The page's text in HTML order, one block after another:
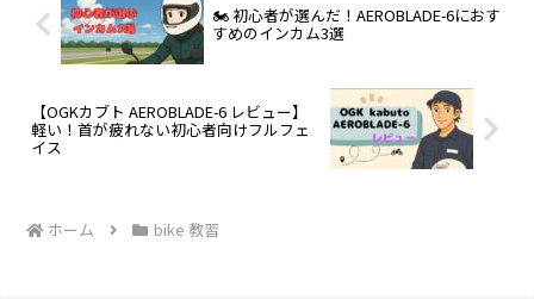
🏍 初心者が選んだ！AEROBLADE-6におす
すめのインカム3選
【OGKカブト AEROBLADE-6 レビュー】
軽い！首が疲れない初心者向けフルフェ
イス
ホーム bike 教習